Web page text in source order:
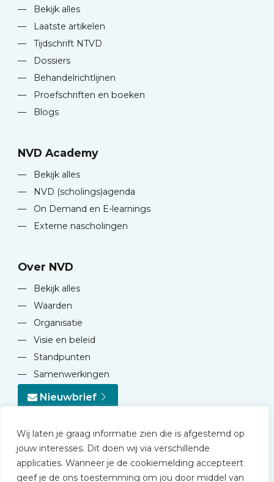
Wij laten je graag informatie zien die is afgestemd op
jouw interesses. Dit doen wij via verschillende
applicaties. Wanneer je de cookiemelding accepteert
geef je de ons toestemming om jou door middel van
—
Bekijk alles
—
Laatste artikelen
—
Tijdschrift NTVD
—
Dossiers
—
Behandelrichtlijnen
—
Proefschriften en boeken
—
Blogs
NVD Academy
—
Bekijk alles
—
NVD (scholings)agenda
—
On Demand en E-learnings
—
Externe nascholingen
Over NVD
—
Bekijk alles
—
Waarden
—
Organisatie
—
Visie en beleid
—
Standpunten
—
Samenwerkingen
Nieuwbrief